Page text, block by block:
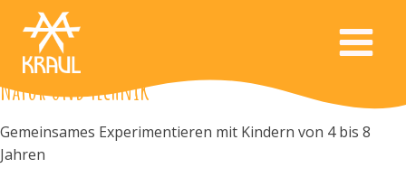
Natur und Technik
Gemeinsames Experimentieren mit Kindern von 4 bis 8
Jahren